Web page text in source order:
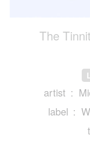
The
artist
label